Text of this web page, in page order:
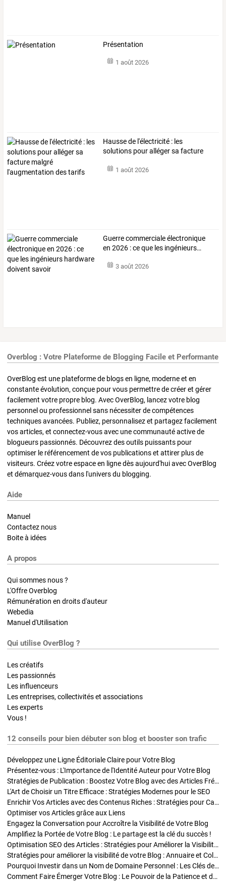
Présentation
1 août 2026
Haussede l'électricité : les
solutions pourallégersa facture
1 août 2026
Guerrecommercialeélectronique
en 2026 :ceque les ingénieurs…
3 août 2026
Overblog : Votre Plateforme de Blogging Facile et Performante
OverBlog est une plateforme de blogs en ligne, moderne et en
constante évolution, conçue pour vous permettre de créer et gérer
facilement votre propre blog. Avec OverBlog, lancez votre blog
personnel ou professionnel sans nécessiter de compétences
techniques avancées. Publiez, personnalisez et partagez facilement
vos articles, et connectez-vous avec une communauté active de
blogueurs passionnés. Découvrez des outils puissants pour
optimiser le référencement de vos publications et attirer plus de
visiteurs. Créez votre espace en ligne dès aujourd'hui avec OverBlog
et démarquez-vous dans l'univers du blogging.
Aide
Manuel
Contactez nous
Boite à idées
A propos
Qui sommes nous ?
L'Offre Overblog
Rémunération en droits d'auteur
Webedia
Manuel d'Utilisation
Qui utilise OverBlog ?
Les créatifs
Les passionnés
Les influenceurs
Les entreprises, collectivités et associations
Les experts
Vous !
12 conseils pour bien débuter son blog et booster son trafic
Développez une Ligne Éditoriale Claire pour Votre Blog
Présentez-vous : L'Importance de l'Identité Auteur pour Votre Blog
Stratégies de Publication : Boostez Votre Blog avec des Articles Fréquents et Exclusifs
L'Art de Choisir un Titre Efficace : Stratégies Modernes pour le SEO
Enrichir Vos Articles avec des Contenus Riches : Stratégies pour Captiver et Optimiser
Optimiser vos Articles grâce aux Liens
Engagez la Conversation pour Accroître la Visibilité de Votre Blog
Amplifiez la Portée de Votre Blog : Le partage est la clé du succès !
Optimisation SEO des Articles : Stratégies pour Améliorer la Visibilité de Votre Blog
Stratégies pour améliorer la visibilité de votre Blog : Annuaire et Collaborations
Pourquoi Investir dans un Nom de Domaine Personnel : Les Clés de la Réussite de Votre Blog
Comment Faire Émerger Votre Blog : Le Pouvoir de la Patience et de la Persévérance